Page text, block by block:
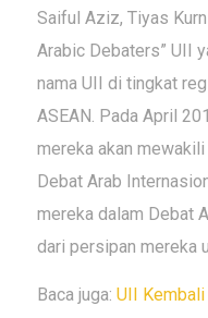
Saiful Aziz, Tiyas
Arabic Debaters” UII
nama UII di tingkat
ASEAN. Pada April
mereka akan
Debat Arab
mereka dalam Debat
dari persipan mereka
Baca juga: UII Kembali